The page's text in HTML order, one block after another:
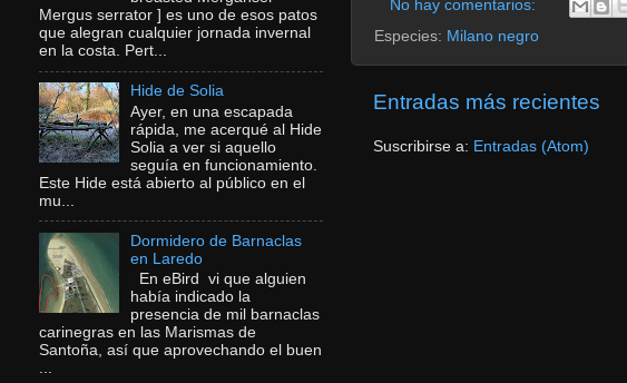
No hay comentarios:
Especies: Milano negro
Entradas más recientes
Suscribirse a: Entradas (Atom)
Mergus serrator ] es uno de esos patos
que alegran cualquier jornada invernal
en la costa. Pert...
Hide de Solia
Ayer, en una escapada
rápida, me acerqué al Hide
Solia a ver si aquello
seguía en funcionamiento.
Este Hide está abierto al público en el
mu...
Dormidero de Barnaclas
en Laredo
En eBird vi que alguien
había indicado la
presencia de mil barnaclas
carinegras en las Marismas de
Santoña, así que aprovechando el buen
...